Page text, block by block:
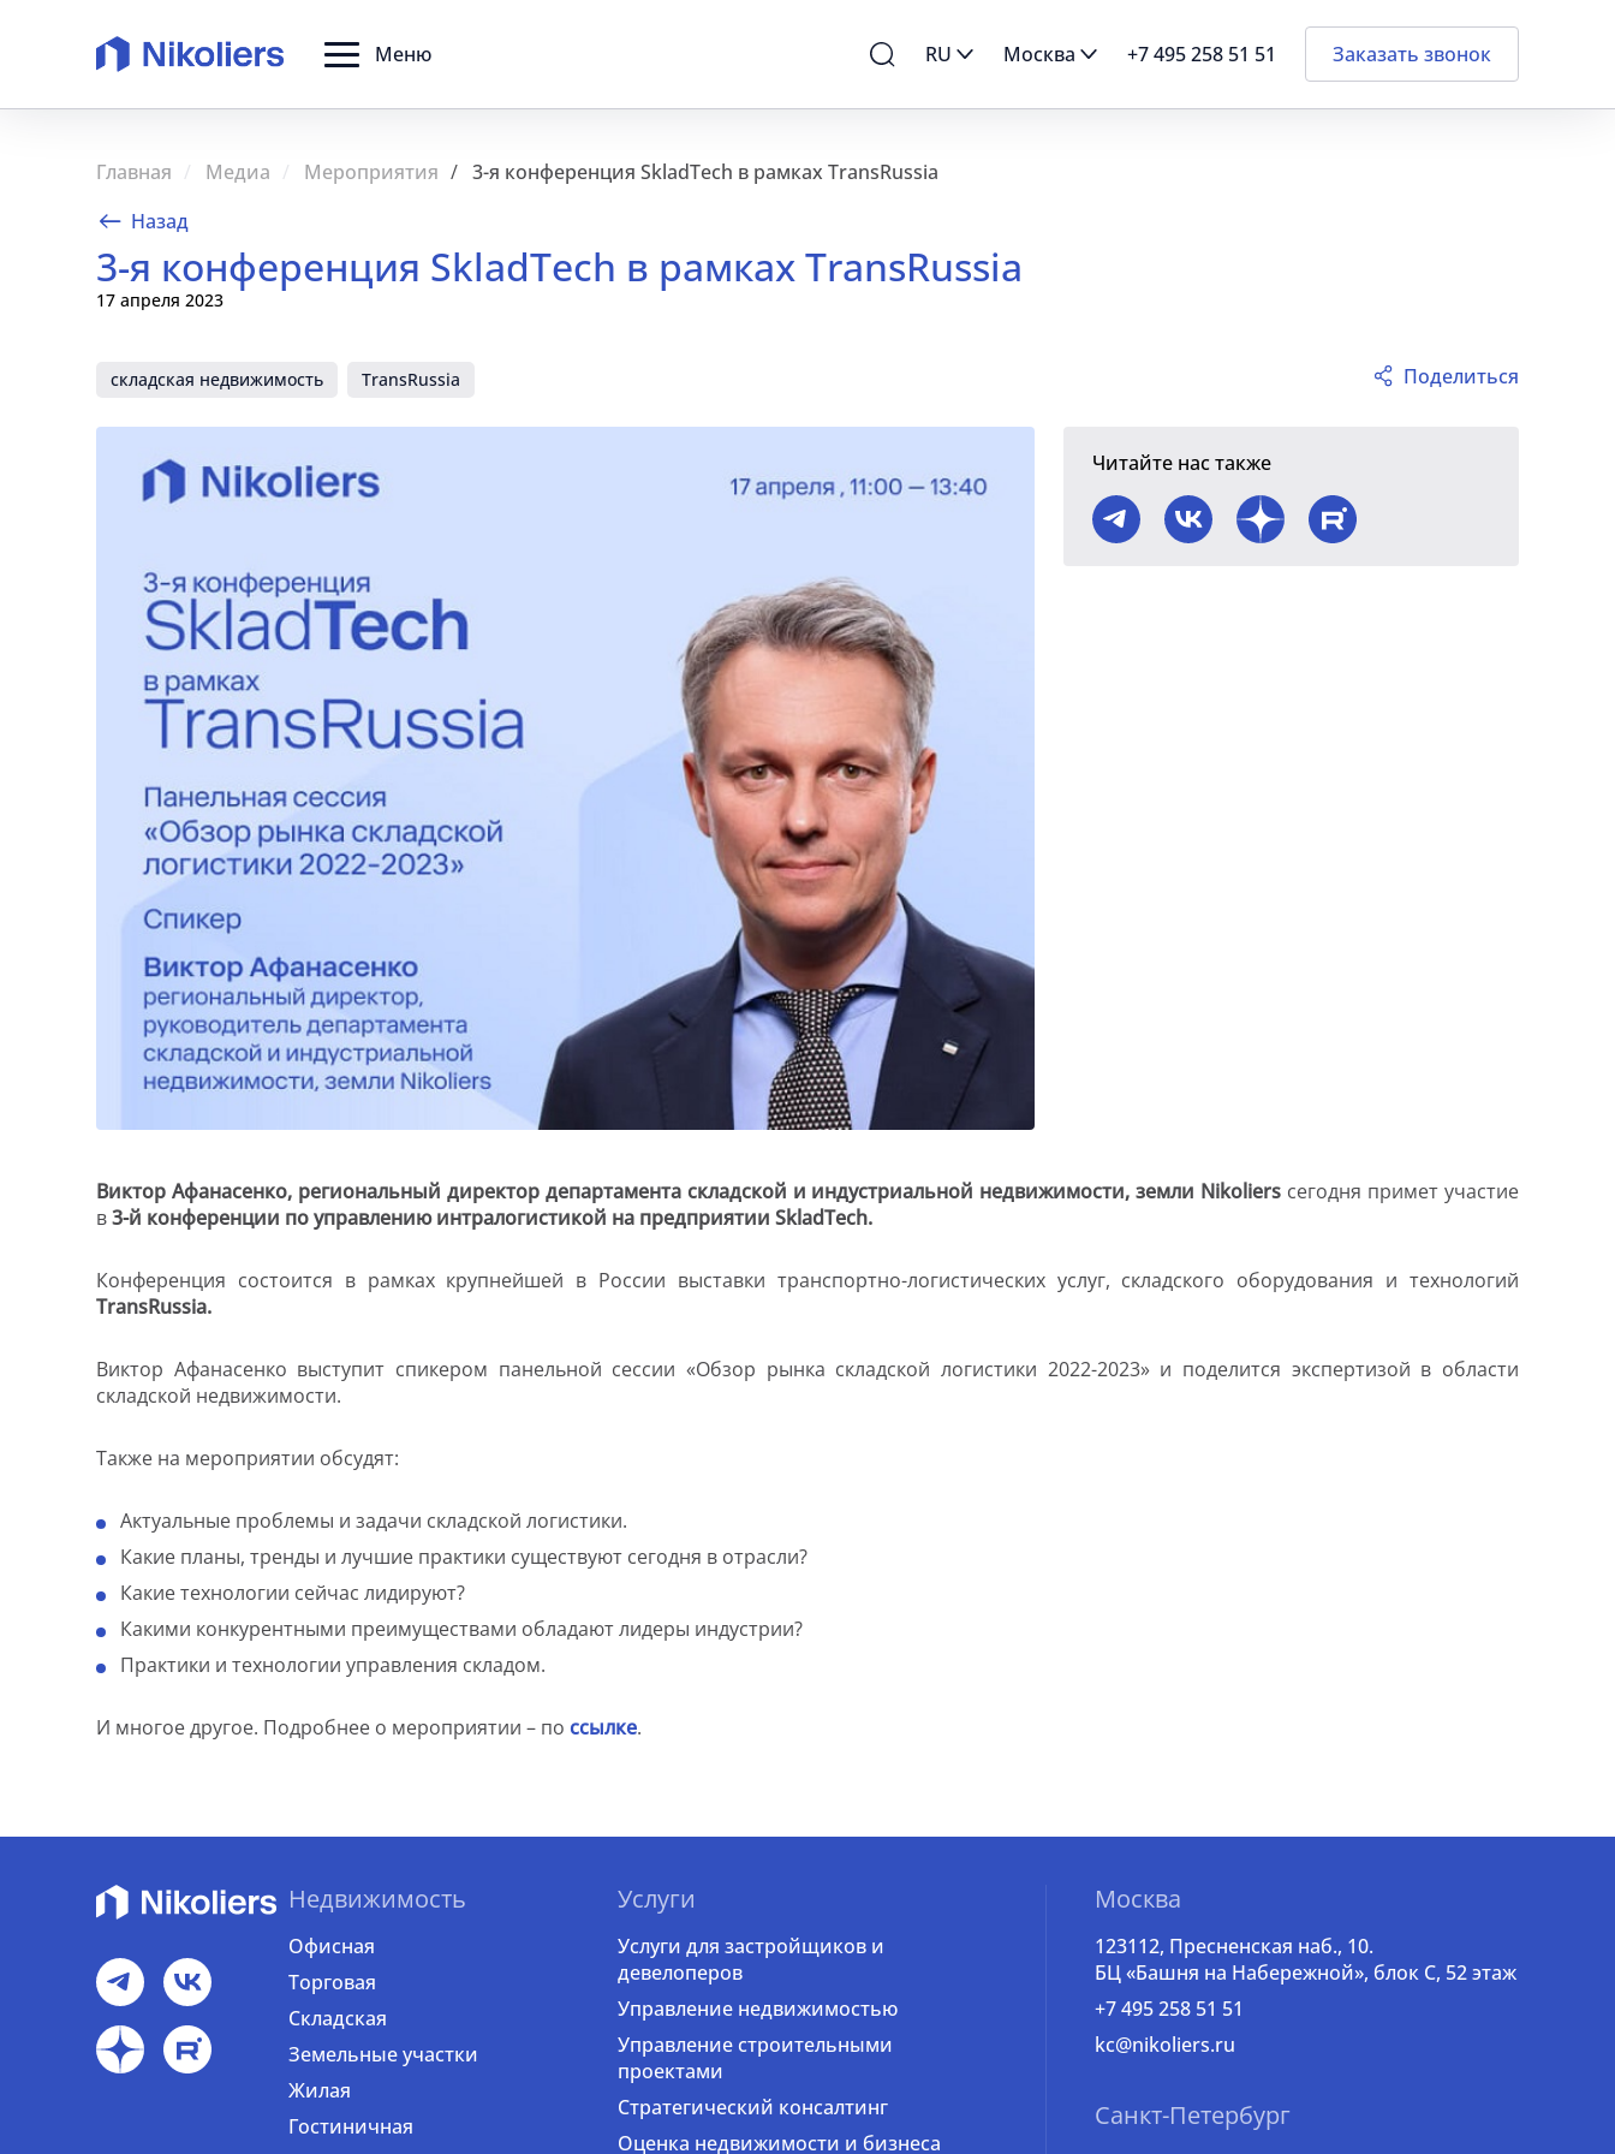
Меню RU Москва +7 495 258 51 51 Заказать звонок
Главная Медиа Мероприятия
3-я конференция SkladTech в рамках TransRussia
Назад
3-я конференция SkladTech в рамках TransRussia
17 апреля 2023
Поделиться
складская недвижимость TransRussia
Читайте нас также
Виктор Афанасенко, региональный директор департамента складской и индустриальной недвижимости, земли Nikoliers сегодня примет участие
в3-й конференции по управлению интралогистикой на предприятии SkladTech.
Конференция состоится в рамках крупнейшей в России выставки транспортно-логистических услуг, складского оборудования и технологий
TransRussia.
Виктор Афанасенко выступит спикером панельной сессии «Обзор рынка складской логистики 2022-2023» и поделится экспертизой в области
складской недвижимости.
Также на мероприятии обсудят:
Актуальные проблемы и задачи складской логистики.
Какие планы, тренды и лучшие практики существуют сегодня в отрасли?
Какие технологии сейчас лидируют?
Какими конкурентными преимуществами обладают лидеры индустрии?
Практики и технологии управления складом.
И многое другое. Подробнее о мероприятии – по ссылке.
Недвижимость
Офисная
Торговая
Складская
Земельные участки
Жилая
Гостиничная
Услуги
Услуги для застройщиков и
девелоперов
Управление недвижимостью
Управление строительными
проектами
Стратегический консалтинг
Оценка недвижимости и бизнеса
Москва
123112, Пресненская наб., 10.
БЦ «Башня на Набережной», блок С, 52 этаж
+7 495 258 51 51
kc@nikoliers.ru
Санкт-Петербург